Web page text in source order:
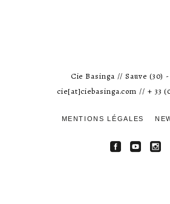
Cie Basinga // Sauve (30)
cie[at]ciebasinga.com // + 33
MENTIONS LÉGALES